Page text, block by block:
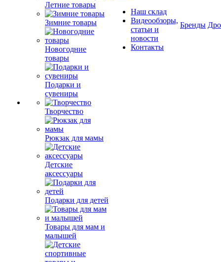
Летние товары
Зимние товары
Новогодние
товары
Подарки и
сувениры
Творчество
Рюкзак для мамы
Детские
аксессуары
Подарки для детей
Товары для мам и
малышей
Наш склад
Видеообзоры,
статьи и
новости
Контакты
Бренды